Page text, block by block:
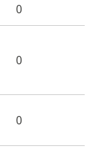
0
0
0